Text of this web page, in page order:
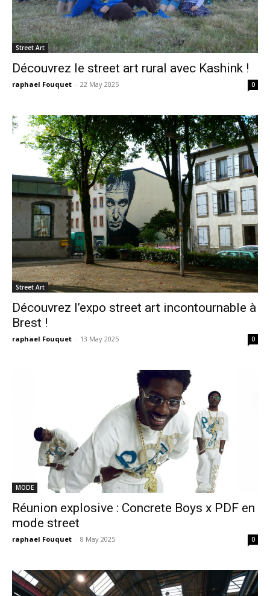
Street Art
Découvrez le street art rural avec Kashink !
raphael Fouquet - 22 May 2025 0
Street Art
Découvrez l’expo street art incontournable à
Brest !
raphael Fouquet - 13 May 2025 0
MODE
Réunion explosive : Concrete Boys x PDF en
mode street
raphael Fouquet - 8 May 2025 0